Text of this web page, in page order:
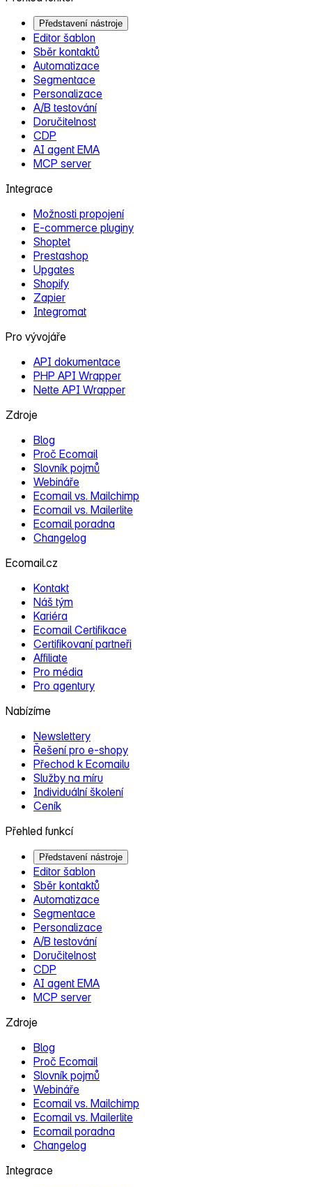
Představení nástroje
Editor šablon
Sběr kontaktů
Automatizace
Segmentace
Personalizace
A/B testování
Doručitelnost
CDP
AI agent EMA
MCP server
Integrace
Možnosti propojení
E‑commerce pluginy
Shoptet
Prestashop
Upgates
Shopify
Zapier
Integromat
Pro vývojáře
API dokumentace
PHP API Wrapper
Nette API Wrapper
Zdroje
Blog
Proč Ecomail
Slovník pojmů
Webináře
Ecomail vs. Mailchimp
Ecomail vs. Mailerlite
Ecomail poradna
Changelog
Ecomail.cz
Kontakt
Náš tým
Kariéra
Ecomail Certifikace
Certifikovaní partneři
Affiliate
Pro média
Pro agentury
Nabízíme
Newslettery
Řešení pro e‑shopy
Přechod k Ecomailu
Služby na míru
Individuální školení
Ceník
Přehled funkcí
Představení nástroje
Editor šablon
Sběr kontaktů
Automatizace
Segmentace
Personalizace
A/B testování
Doručitelnost
CDP
AI agent EMA
MCP server
Zdroje
Blog
Proč Ecomail
Slovník pojmů
Webináře
Ecomail vs. Mailchimp
Ecomail vs. Mailerlite
Ecomail poradna
Changelog
Integrace